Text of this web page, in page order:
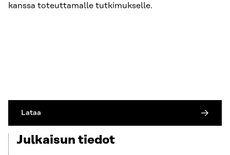
kanssa toteuttamalle tutkimukselle.
Lataa
Julkaisun tiedot